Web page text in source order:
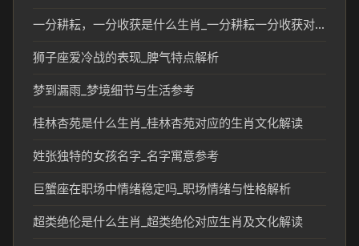
一分耕耘，一分收获是什么生肖_一分耕耘一分收获对应的生肖寓意解析
狮子座爱冷战的表现_脾气特点解析
梦到漏雨_梦境细节与生活参考
桂林杏苑是什么生肖_桂林杏苑对应的生肖文化解读
姓张独特的女孩名字_名字寓意参考
巨蟹座在职场中情绪稳定吗_职场情绪与性格解析
超类绝伦是什么生肖_超类绝伦对应生肖及文化解读